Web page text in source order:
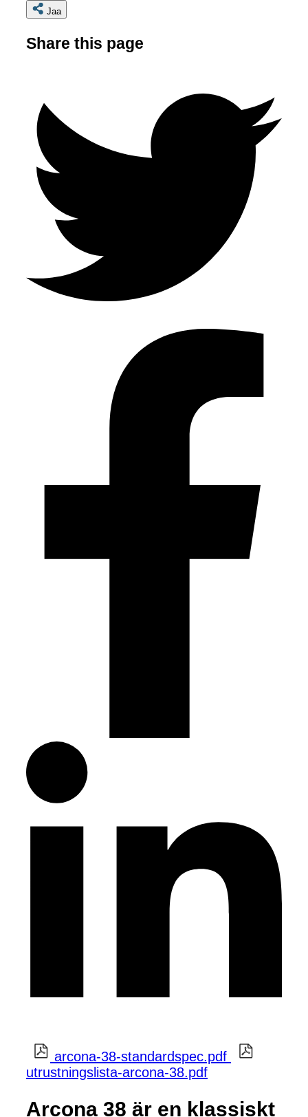
Jaa
Share this page
arcona-38-standardspec.pdf
utrustningslista-arcona-38.pdf
Arcona 38 är en klassiskt